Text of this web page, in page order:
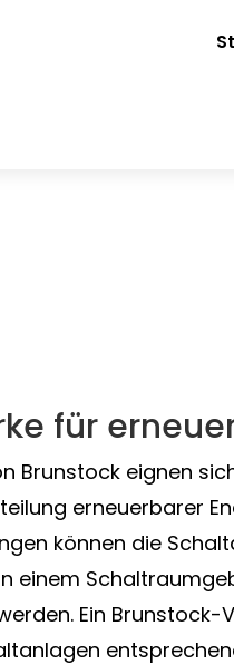
für
Brunstock eignen
erneuerbarer
können die
einem
Ein Brunstock-